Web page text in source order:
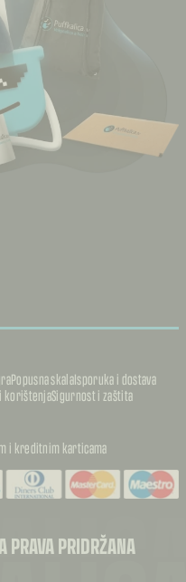
Popusna skalaIsporuka i dostava
korištenjaSigurnost i zaštita
i kreditnim karticama
PRIDRŽANA